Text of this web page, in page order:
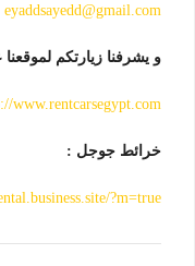
eyaddsayedd@gmail.com
و يشرفنا زيارتكم
www.rentcarsegypt.com
خرائط جوجل :
?m=true